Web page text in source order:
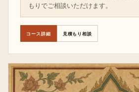
もりでご相談いただけます。
コース詳細 見積もり相談